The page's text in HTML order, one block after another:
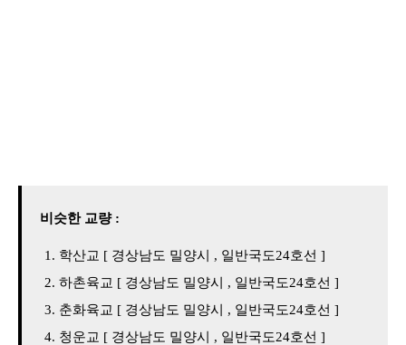
비슷한 교량 :
학산교 [ 경상남도 밀양시 , 일반국도24호선 ]
하촌육교 [ 경상남도 밀양시 , 일반국도24호선 ]
춘화육교 [ 경상남도 밀양시 , 일반국도24호선 ]
청운교 [ 경상남도 밀양시 , 일반국도24호선 ]